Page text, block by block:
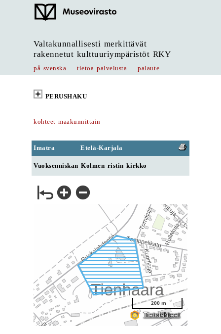
Valtakunnallisesti merkittävät
rakennetut kulttuuriympäristöt RKY
på svenska tietoa palvelusta palaute
PERUSHAKU
kohteet maakunnittain
Imatra Etelä-Karjala
Vuoksenniskan Kolmen ristin kirkko